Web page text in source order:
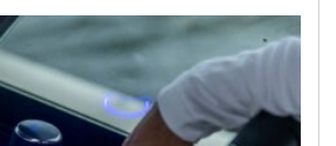
BOW PRO-thrustrar